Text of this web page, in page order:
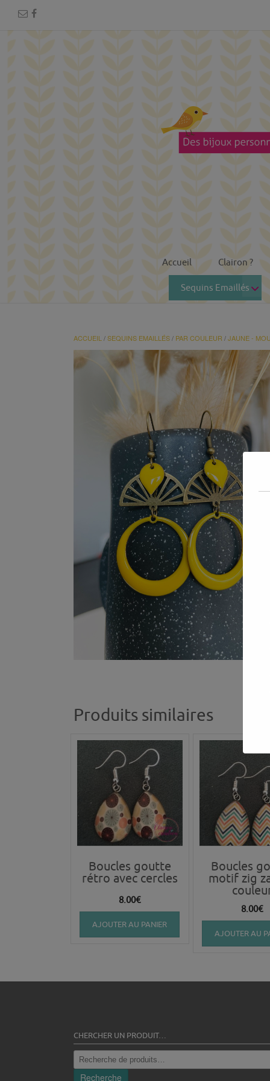
Accueil Clairon ?
Sequins Emaillés
ACCUEIL /SEQUINS EMAILLÉS/ PAR COULEUR /JAUNE -
Produits similaires
Boucles goutte
rétro avec cercles
8.00€
AJOUTER AU PANIER
Boucles
motif zig
8.00€
AJOUTER AU
CHERCHER UN PRODUIT…
Recherche
pour :
Recherche